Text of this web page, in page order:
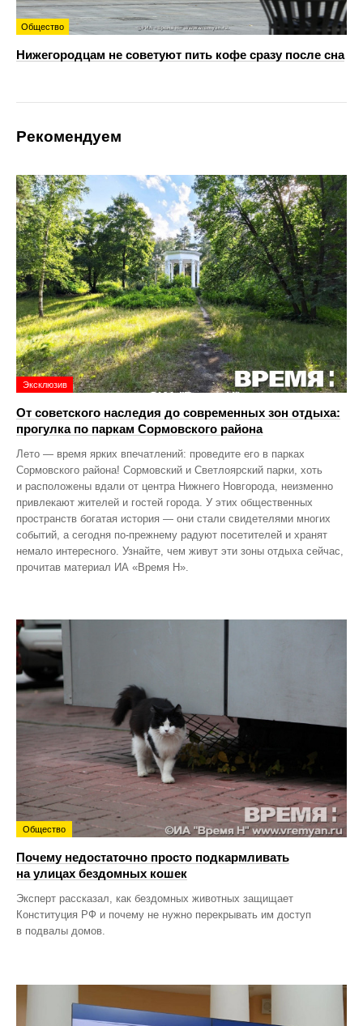
Общество
Нижегородцам не советуют пить кофе сразу после сна
Рекомендуем
Эксклюзив
От советского наследия до современных зон отдыха:
прогулка по паркам Сормовского района
Лето — время ярких впечатлений: проведите его в парках
Сормовского района! Сормовский и Светлоярский парки, хоть
и расположены вдали от центра Нижнего Новгорода, неизменно
привлекают жителей и гостей города. У этих общественных
пространств богатая история — они стали свидетелями многих
событий, а сегодня по‑прежнему радуют посетителей и хранят
немало интересного. Узнайте, чем живут эти зоны отдыха сейчас,
прочитав материал ИА «Время Н».
Общество
Почему недостаточно просто подкармливать
на улицах бездомных кошек
Эксперт рассказал, как бездомных животных защищает
Конституция РФ и почему не нужно перекрывать им доступ
в подвалы домов.